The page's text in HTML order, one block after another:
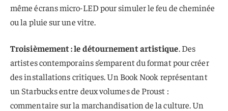
même écrans micro-LED pour simuler le feu de cheminée
ou la pluie sur une vitre.
Troisièmement : le détournement artistique. Des
artistes contemporains s’emparent du format pour créer
des installations critiques. Un Book Nook représentant
un Starbucks entre deux volumes de Proust :
commentaire sur la marchandisation de la culture. Un